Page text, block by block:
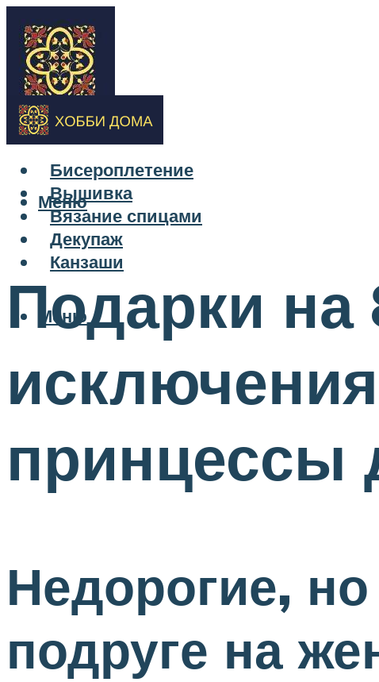
Бисероплетение
Вышивка
Вязание спицами
Декупаж
Канзаши
Меню
Меню
Подарки на
принцессы
Недорогие,
подруге на